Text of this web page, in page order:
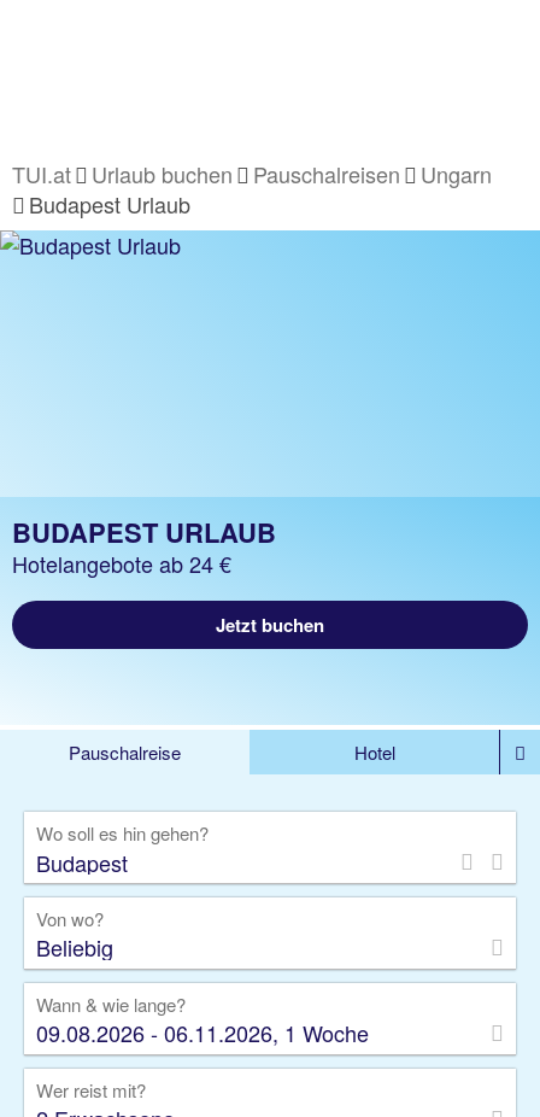
TUI.at Urlaub buchen Pauschalreisen
Ungarn
Budapest Urlaub
BUDAPEST URLAUB
Hotelangebote ab 24 €
Jetzt buchen
Pauschalreise
Hotel
Rundreise
Kreuzfahrt
Gruppenreise
Camper Privattransfer
Wo soll es hin gehen?
Von wo?
Beliebig
Wann & wie lange?
09.08.2026 - 06.11.2026, 1 Woche
Wer reist mit?